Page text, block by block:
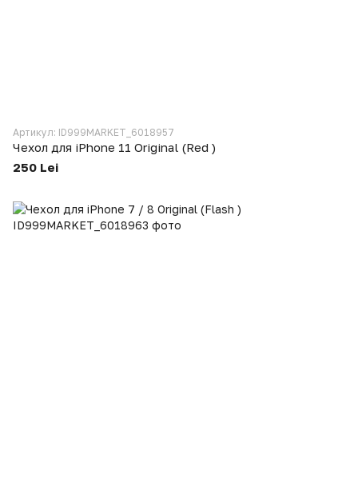
Артикул: ID999MARKET_6018957
Чехол для iPhone 11 Original (Red )
250 Lei